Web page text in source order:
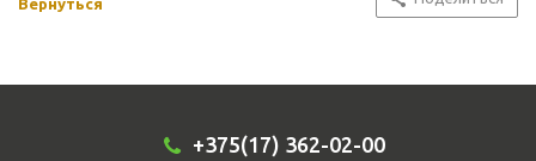
Вернуться
+375(17) 362-02-00